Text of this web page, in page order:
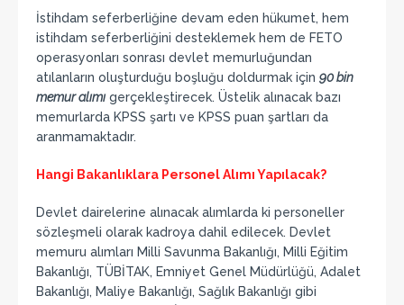
İstihdam seferberliğine devam eden hükumet, hem
istihdam seferberliğini desteklemek hem de FETO
operasyonları sonrası devlet memurluğundan
atılanların oluşturduğu boşluğu doldurmak için 90 bin
memur alımı gerçekleştirecek. Üstelik alınacak bazı
memurlarda KPSS şartı ve KPSS puan şartları da
aranmamaktadır.
Hangi Bakanlıklara Personel Alımı Yapılacak?
Devlet dairelerine alınacak alımlarda ki personeller
sözleşmeli olarak kadroya dahil edilecek. Devlet
memuru alımları Milli Savunma Bakanlığı, Milli Eğitim
Bakanlığı, TÜBİTAK, Emniyet Genel Müdürlüğü, Adalet
Bakanlığı, Maliye Bakanlığı, Sağlık Bakanlığı gibi